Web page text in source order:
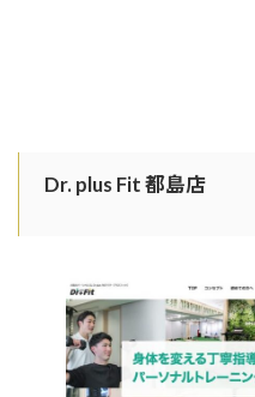
Dr. plus Fit 都島店